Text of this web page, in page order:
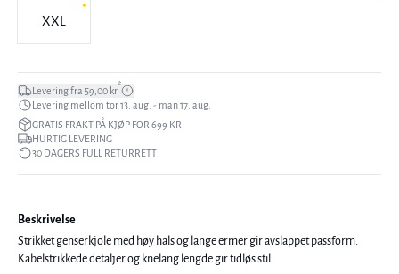
XXL
Levering fra 59,00 kr*
Levering mellom tor 13. aug. - man 17. aug.
GRATIS FRAKT PÅ KJØP FOR 699 KR.
HURTIG LEVERING
30 DAGERS FULL RETURRETT
Beskrivelse
Strikket genserkjole med høy hals og lange ermer gir avslappet passform.
Kabelstrikkede detaljer og knelang lengde gir tidløs stil.